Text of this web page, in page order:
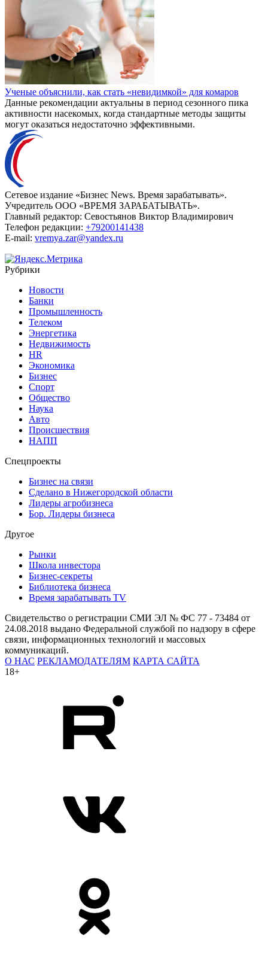
Ученые объяснили, как стать «невидимкой» для комаров
Данные рекомендации актуальны в период сезонного пика
активности насекомых, когда стандартные методы защиты
могут оказаться недостаточно эффективными.
Сетевое издание «Бизнес News. Время зарабатывать».
Учредитель ООО «ВРЕМЯ ЗАРАБАТЫВАТЬ».
Главный редактор: Севостьянов Виктор Владимирович
Телефон редакции: +79200141438
E-mail: vremya.zar@yandex.ru
Рубрики
Новости
Банки
Промышленность
Телеком
Энергетика
Недвижимость
HR
Экономика
Бизнес
Спорт
Общество
Наука
Авто
Происшествия
НАПП
Спецпроекты
Бизнес на связи
Сделано в Нижегородской области
Лидеры агробизнеса
Бор. Лидеры бизнеса
Другое
Рынки
Школа инвестора
Бизнес-секреты
Библиотека бизнеса
Время зарабатывать TV
Свидетельство о регистрации СМИ ЭЛ № ФС 77 - 73484 от
24.08.2018 выдано Федеральной службой по надзору в сфере
связи, информационных технологий и массовых
коммуникаций.
О НАС РЕКЛАМОДАТЕЛЯМ КАРТА САЙТА
18+